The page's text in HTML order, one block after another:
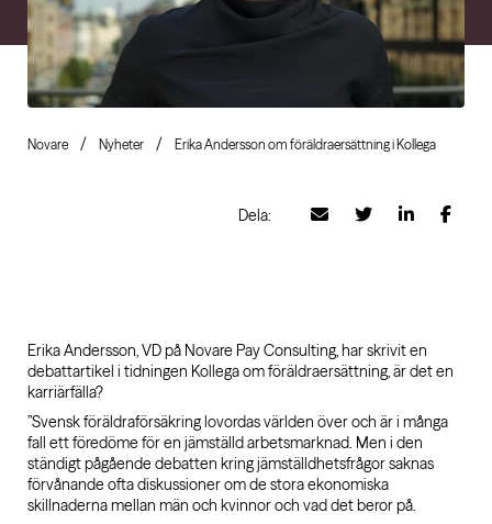
Novare Nyheter Erika Andersson om föräldraersättning i Kollega
Dela:
Erika Andersson, VD på Novare Pay Consulting, har skrivit en
debattartikel i tidningen Kollega om föräldraersättning, är det en
karriärfälla?
”Svensk föräldraförsäkring lovordas världen över och är i många
fall ett föredöme för en jämställd arbetsmarknad. Men i den
ständigt pågående debatten kring jämställdhetsfrågor saknas
förvånande ofta diskussioner om de stora ekonomiska
skillnaderna mellan män och kvinnor och vad det beror på.